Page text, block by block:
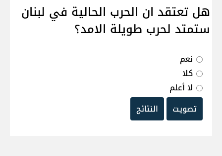
هل تعتقد ان الحرب الحالية في لبنان
ستمتد لحرب طويلة الامد؟
نعم
كلا
لا أعلم
تصويت
النتائج